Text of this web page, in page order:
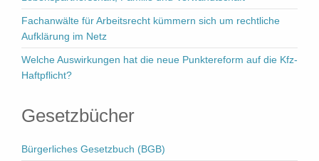
Fachanwälte für Arbeitsrecht kümmern sich um rechtliche
Aufklärung im Netz
Welche Auswirkungen hat die neue Punktereform auf die Kfz-
Haftpflicht?
Gesetzbücher
Bürgerliches Gesetzbuch (BGB)